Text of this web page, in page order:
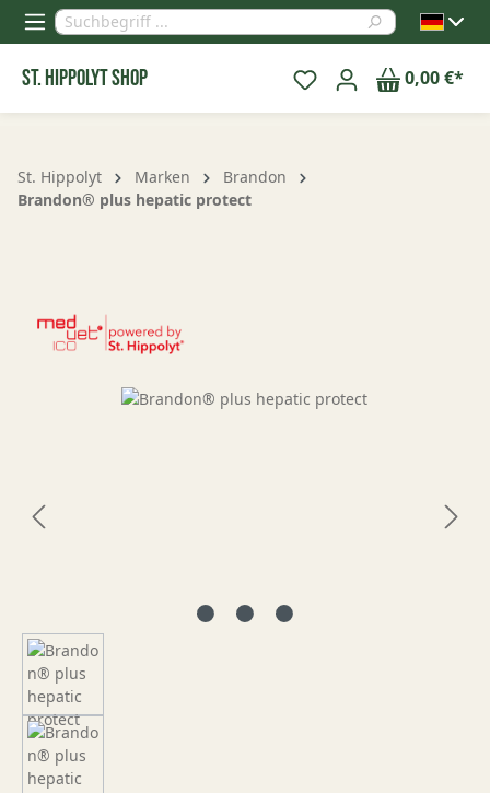
springen
St. Hippolyt Shop 0,00 €*
St. Hippolyt Marken
Brandon
Brandon® plus hepatic protect
Bildergalerie überspringen